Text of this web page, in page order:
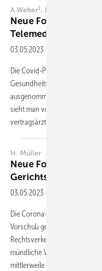
A.Weber1 , M. Scibor ², S.
Neue Formen in
Telemedizin in der
03.05.2023 -
Die Covid-Pandemie hat
Gesundheits- und
ausgenommen bleibt bislang
sieht man von Anlässen wie
vertragsärztlichen
H. Müller
Neue Formen der
Gerichtsverhandlung
03.05.2023 -
Die Corona-Pandemie hat der
Vorschub geleistet. Hierzu
Rechtsverkehr und die eAkte,
mündliche Verhandlung. Fast
mittlerweile über